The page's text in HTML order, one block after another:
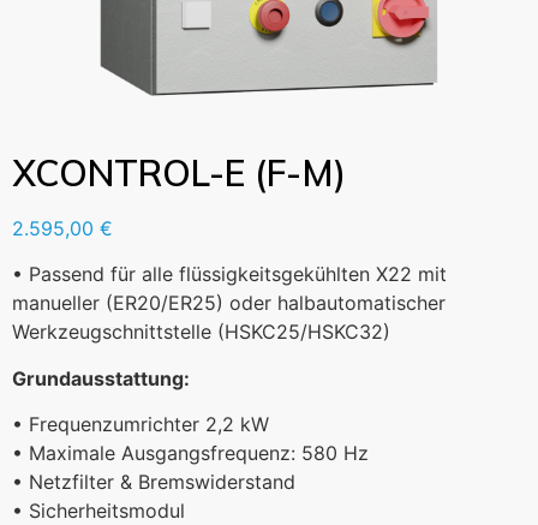
XCONTROL-E (F-M)
2.595,00 €
• Passend für alle flüssigkeitsgekühlten X22 mit
manueller (ER20/ER25) oder halbautomatischer
Werkzeugschnittstelle (HSKC25/HSKC32)
Grundausstattung:
• Frequenzumrichter 2,2 kW
• Maximale Ausgangsfrequenz: 580 Hz
• Netzfilter & Bremswiderstand
• Sicherheitsmodul